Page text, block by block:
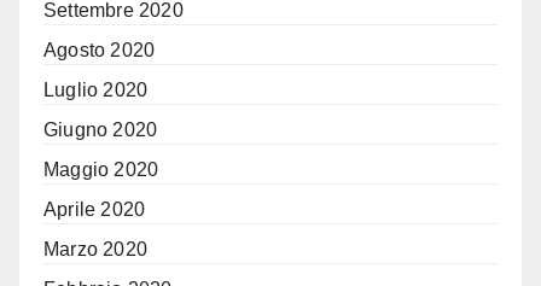
Settembre 2020
Agosto 2020
Luglio 2020
Giugno 2020
Maggio 2020
Aprile 2020
Marzo 2020